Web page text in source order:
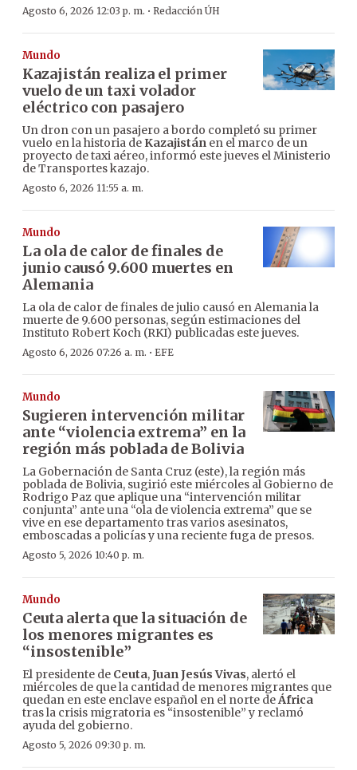
Agosto 6, 2026 12:03 p. m. · Redacción ÚH
Mundo
Kazajistán realiza el primer
vuelo de un taxi volador
eléctrico con pasajero
Un dron con un pasajero a bordo completó su primer
vuelo en la historia de Kazajistán en el marco de un
proyecto de taxi aéreo, informó este jueves el Ministerio
de Transportes kazajo.
Agosto 6, 2026 11:55 a. m.
Mundo
La ola de calor de finales de
junio causó 9.600 muertes en
Alemania
La ola de calor de finales de julio causó en Alemania la
muerte de 9.600 personas, según estimaciones del
Instituto Robert Koch (RKI) publicadas este jueves.
Agosto 6, 2026 07:26 a. m. · EFE
Mundo
Sugieren intervención militar
ante “violencia extrema” en la
región más poblada de Bolivia
La Gobernación de Santa Cruz (este), la región más
poblada de Bolivia, sugirió este miércoles al Gobierno de
Rodrigo Paz que aplique una “intervención militar
conjunta” ante una “ola de violencia extrema” que se
vive en ese departamento tras varios asesinatos,
emboscadas a policías y una reciente fuga de presos.
Agosto 5, 2026 10:40 p. m.
Mundo
Ceuta alerta que la situación de
los menores migrantes es
“insostenible”
El presidente de Ceuta,Juan Jesús Vivas, alertó el
miércoles de que la cantidad de menores migrantes que
quedan en este enclave español en el norte deÁfrica
tras la crisis migratoria es “insostenible” y reclamó
ayuda del gobierno.
Agosto 5, 2026 09:30 p. m.